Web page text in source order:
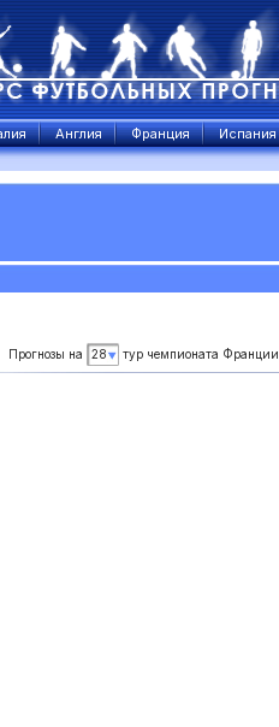
Англия Франция Испания
Прогнозы на 28 тур чемпионата Франции